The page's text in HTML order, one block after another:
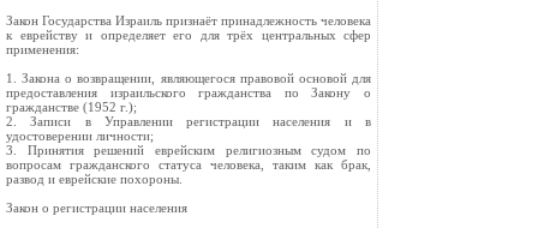
Закон Государства Израиль признаёт принадлежность человека
к еврейству и определяет его для трёх центральных сфер
применения:
1. Закона о возвращении, являющегося правовой основой для
предоставления израильского гражданства по Закону о
гражданстве (1952 г.);
2. Записи в Управлении регистрации населения и в
удостоверении личности;
3. Принятия решений еврейским религиозным судом по
вопросам гражданского статуса человека, таким как брак,
развод и еврейские похороны.
Закон о регистрации населения